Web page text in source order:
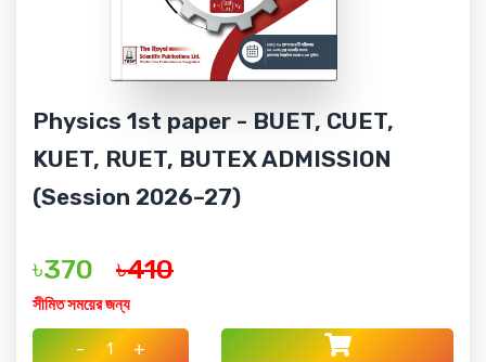
Physics 1st paper - BUET, CUET,
KUET, RUET, BUTEX ADMISSION
(Session 2026–27)
৳370 ৳410
সীমিত সময়ের জন্য
- +